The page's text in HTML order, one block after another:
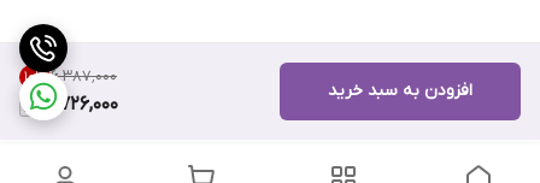
۶٬۳۸۷٬۰۰۰ 10%
5,726,000
افزودن به سبد خرید